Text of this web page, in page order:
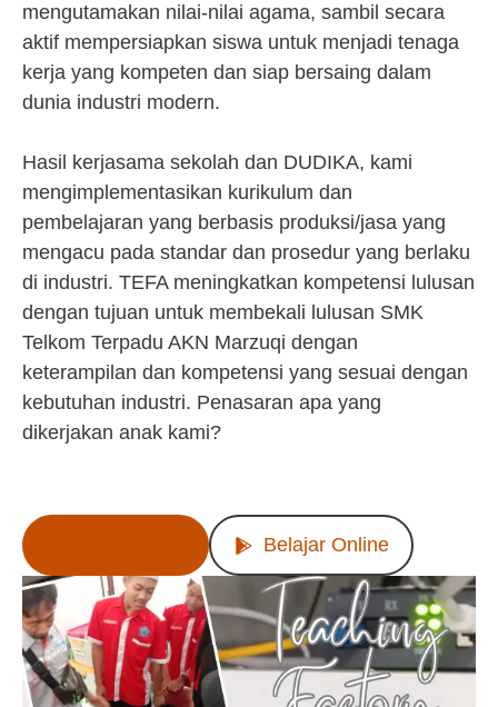
mengutamakan nilai-nilai agama, sambil secara
aktif mempersiapkan siswa untuk menjadi tenaga
kerja yang kompeten dan siap bersaing dalam
dunia industri modern.
Hasil kerjasama sekolah dan DUDIKA, kami
mengimplementasikan kurikulum dan
pembelajaran yang berbasis produksi/jasa yang
mengacu pada standar dan prosedur yang berlaku
di industri. TEFA meningkatkan kompetensi lulusan
dengan tujuan untuk membekali lulusan SMK
Telkom Terpadu AKN Marzuqi dengan
keterampilan dan kompetensi yang sesuai dengan
kebutuhan industri. Penasaran apa yang
dikerjakan anak kami?
Belajar Online